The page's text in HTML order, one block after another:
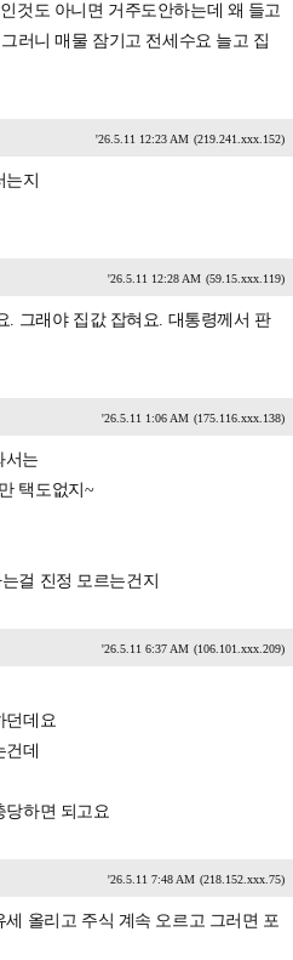
것도 아니면 거주도안하는데 왜 들고
러니 매물 잠기고 전세수요 늘고 집
'26.5.11 12:23 AM (219.241.xxx.152)
지
'26.5.11 12:28 AM (59.15.xxx.119)
. 그래야 집값 잡혀요. 대통령께서 판
'26.5.11 1:06 AM (175.116.xxx.138)
서는
택도없지~
걸 진정 모르는건지
'26.5.11 6:37 AM (106.101.xxx.209)
던데요
데
당하면 되고요
'26.5.11 7:48 AM (218.152.xxx.75)
올리고 주식 계속 오르고 그러면 포